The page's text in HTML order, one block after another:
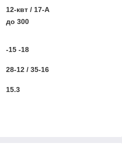
12-квт / 17-A
до 300
-15 -18
28-12 / 35-16
15.3